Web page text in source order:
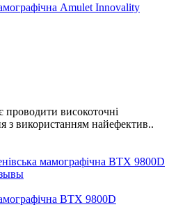
Amulet Innovality
проводити високоточні
з використанням найефектив..
BTX 9800D